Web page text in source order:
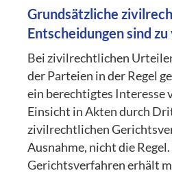
Grundsätzliche
Entscheidungen sind
Bei zivilrechtlichen
der Parteien in der Regel
ein berechtigtes Interesse
Einsicht in Akten durch
zivilrechtlichen
Ausnahme, nicht die
Gerichtsverfahren erhält